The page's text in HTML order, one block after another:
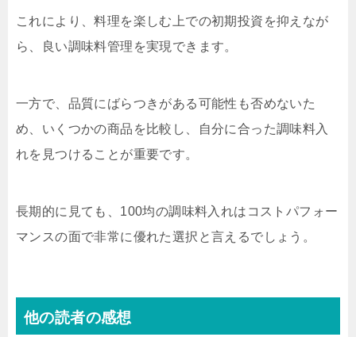
これにより、料理を楽しむ上での初期投資を抑えなが
ら、良い調味料管理を実現できます。
一方で、品質にばらつきがある可能性も否めないた
め、いくつかの商品を比較し、自分に合った調味料入
れを見つけることが重要です。
長期的に見ても、100均の調味料入れはコストパフォー
マンスの面で非常に優れた選択と言えるでしょう。
他の読者の感想